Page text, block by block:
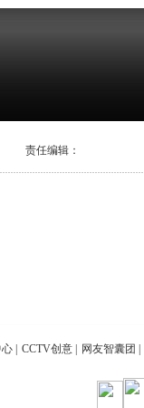
责任编辑：
心 CCTV创意 网友智囊团